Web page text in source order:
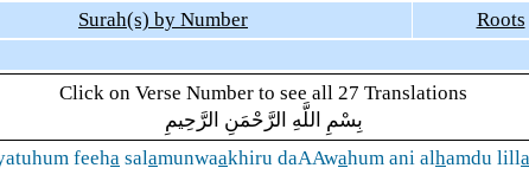
Surah(s) by Number
Roots
Click on Verse Number to see all 27 Translations
بِسْمِ اللَّهِ الرَّحْمَنِ الرَّحِيمِ
feeha salamunwaakhiru daAAwahum ani alhamdu lilla